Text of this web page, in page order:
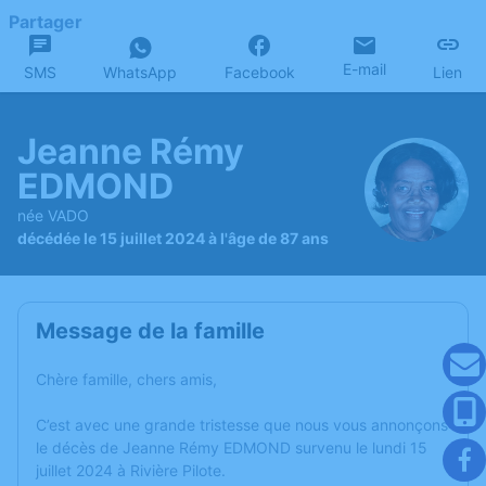
Partager
SMS WhatsApp Facebook E-mail Lien
Jeanne Rémy
EDMOND
née VADO
décédée le 15 juillet 2024 à l'âge de 87 ans
Message de la famille
Chère famille, chers amis,
C’est avec une grande tristesse que nous vous annonçons
le décès de Jeanne Rémy EDMOND survenu le lundi 15
juillet 2024 à Rivière Pilote.